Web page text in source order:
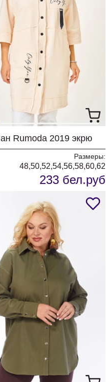
Rumoda 2019 экрю
Размеры:
48,50,52,54,56,58,60,62
233 бел.руб